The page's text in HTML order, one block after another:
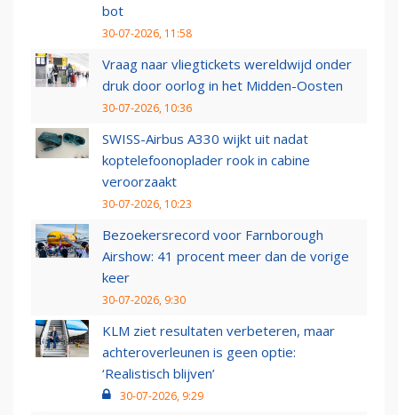
bot
30-07-2026, 11:58
Vraag naar vliegtickets wereldwijd onder
druk door oorlog in het Midden-Oosten
30-07-2026, 10:36
SWISS-Airbus A330 wijkt uit nadat
koptelefoonoplader rook in cabine
veroorzaakt
30-07-2026, 10:23
Bezoekersrecord voor Farnborough
Airshow: 41 procent meer dan de vorige
keer
30-07-2026, 9:30
KLM ziet resultaten verbeteren, maar
achteroverleunen is geen optie:
‘Realistisch blijven’
30-07-2026, 9:29